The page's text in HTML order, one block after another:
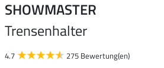
SHOWMASTER
Trensenhalter
4.7 275 Bewertung(en)